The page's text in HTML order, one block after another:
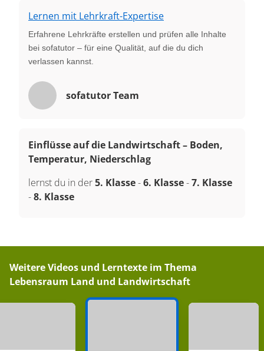
Lernen mit Lehrkraft-Expertise
Erfahrene Lehrkräfte erstellen und prüfen alle Inhalte
bei sofatutor – für eine Qualität, auf die du dich
verlassen kannst.
sofatutor Team
Einflüsse auf die Landwirtschaft – Boden,
Temperatur, Niederschlag
lernst du in der5. Klasse-6. Klasse-7. Klasse
-8. Klasse
Weitere Videos und Lerntexte im Thema
Lebensraum Land und Landwirtschaft